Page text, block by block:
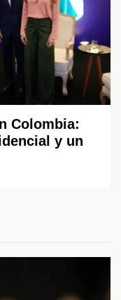
Colombia:
y un